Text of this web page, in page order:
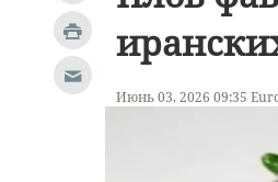
Июнь 03, 2026 09:35